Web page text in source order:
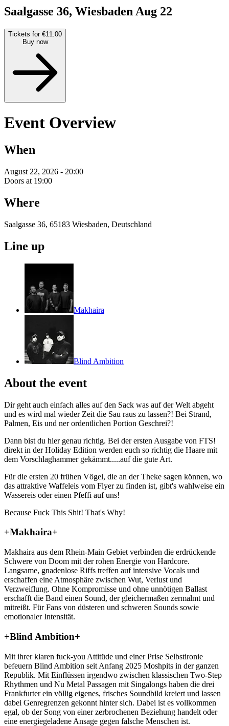
Saalgasse 36, Wiesbaden Aug 22
Tickets for €11.00
Buy now
Event Overview
When
August 22, 2026 - 20:00
Doors at 19:00
Where
Saalgasse 36, 65183 Wiesbaden, Deutschland
Line up
Makhaira
Blind Ambition
About the event
Dir geht auch einfach alles auf den Sack was auf der Welt abgeht
und es wird mal wieder Zeit die Sau raus zu lassen?! Bei Strand,
Palmen, Eis und ner ordentlichen Portion Geschrei?!
Dann bist du hier genau richtig. Bei der ersten Ausgabe von FTS!
direkt in der Holiday Edition werden euch so richtig die Haare mit
dem Vorschlaghammer gekämmt.....auf die gute Art.
Für die ersten 20 frühen Vögel, die an der Theke sagen können, wo
das attraktive Waffeleis vom Flyer zu finden ist, gibt's wahlweise ein
Wassereis oder einen Pfeffi auf uns!
Because Fuck This Shit! That's Why!
+Makhaira+
Makhaira aus dem Rhein-Main Gebiet verbinden die erdrückende
Schwere von Doom mit der rohen Energie von Hardcore.
Langsame, gnadenlose Riffs treffen auf intensive Vocals und
erschaffen eine Atmosphäre zwischen Wut, Verlust und
Verzweiflung. Ohne Kompromisse und ohne unnötigen Ballast
erschafft die Band einen Sound, der gleichermaßen zermalmt und
mitreißt. Für Fans von düsteren und schweren Sounds sowie
emotionaler Intensität.
+Blind Ambition+
Mit ihrer klaren fuck-you Attitüde und einer Prise Selbstironie
befeuern Blind Ambition seit Anfang 2025 Moshpits in der ganzen
Republik. Mit Einflüssen irgendwo zwischen klassischen Two-Step
Rhythmen und Nu Metal Passagen mit Singalongs haben die drei
Frankfurter ein völlig eigenes, frisches Soundbild kreiert und lassen
dabei Genregrenzen gekonnt hinter sich. Dabei ist es vollkommen
egal, ob der Song von einer zerbrochenen Beziehung handelt oder
eine energiegeladene Ansage gegen falsche Menschen ist.